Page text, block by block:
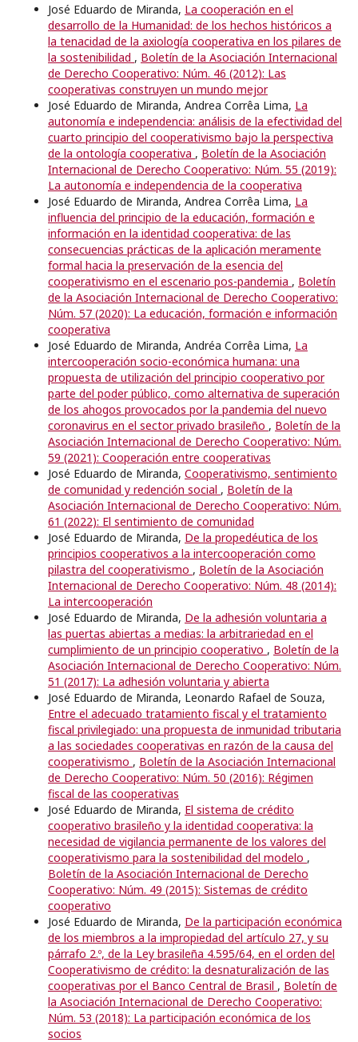
José Eduardo de Miranda, La cooperación en el
desarrollo de la Humanidad: de los hechos históricos a
la tenacidad de la axiología cooperativa en los pilares de
la sostenibilidad , Boletín de la Asociación Internacional
de Derecho Cooperativo: Núm. 46 (2012): Las
cooperativas construyen un mundo mejor
José Eduardo de Miranda, Andrea Corrêa Lima, La
autonomía e independencia: análisis de la efectividad del
cuarto principio del cooperativismo bajo la perspectiva
de la ontología cooperativa , Boletín de la Asociación
Internacional de Derecho Cooperativo: Núm. 55 (2019):
La autonomía e independencia de la cooperativa
José Eduardo de Miranda, Andrea Corrêa Lima, La
influencia del principio de la educación, formación e
información en la identidad cooperativa: de las
consecuencias prácticas de la aplicación meramente
formal hacia la preservación de la esencia del
cooperativismo en el escenario pos-pandemia , Boletín
de la Asociación Internacional de Derecho Cooperativo:
Núm. 57 (2020): La educación, formación e información
cooperativa
José Eduardo de Miranda, Andréa Corrêa Lima, La
intercooperación socio-económica humana: una
propuesta de utilización del principio cooperativo por
parte del poder público, como alternativa de superación
de los ahogos provocados por la pandemia del nuevo
coronavirus en el sector privado brasileño , Boletín de la
Asociación Internacional de Derecho Cooperativo: Núm.
59 (2021): Cooperación entre cooperativas
José Eduardo de Miranda, Cooperativismo, sentimiento
de comunidad y redención social , Boletín de la
Asociación Internacional de Derecho Cooperativo: Núm.
61 (2022): El sentimiento de comunidad
José Eduardo de Miranda, De la propedéutica de los
principios cooperativos a la intercooperación como
pilastra del cooperativismo , Boletín de la Asociación
Internacional de Derecho Cooperativo: Núm. 48 (2014):
La intercooperación
José Eduardo de Miranda, De la adhesión voluntaria a
las puertas abiertas a medias: la arbitrariedad en el
cumplimiento de un principio cooperativo , Boletín de la
Asociación Internacional de Derecho Cooperativo: Núm.
51 (2017): La adhesión voluntaria y abierta
José Eduardo de Miranda, Leonardo Rafael de Souza,
Entre el adecuado tratamiento fiscal y el tratamiento
fiscal privilegiado: una propuesta de inmunidad tributaria
a las sociedades cooperativas en razón de la causa del
cooperativismo , Boletín de la Asociación Internacional
de Derecho Cooperativo: Núm. 50 (2016): Régimen
fiscal de las cooperativas
José Eduardo de Miranda, El sistema de crédito
cooperativo brasileño y la identidad cooperativa: la
necesidad de vigilancia permanente de los valores del
cooperativismo para la sostenibilidad del modelo ,
Boletín de la Asociación Internacional de Derecho
Cooperativo: Núm. 49 (2015): Sistemas de crédito
cooperativo
José Eduardo de Miranda, De la participación económica
de los miembros a la impropiedad del artículo 27, y su
párrafo 2.º, de la Ley brasileña 4.595/64, en el orden del
Cooperativismo de crédito: la desnaturalización de las
cooperativas por el Banco Central de Brasil , Boletín de
la Asociación Internacional de Derecho Cooperativo:
Núm. 53 (2018): La participación económica de los
socios